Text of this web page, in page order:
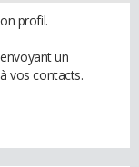
profil.
un
vos contacts.